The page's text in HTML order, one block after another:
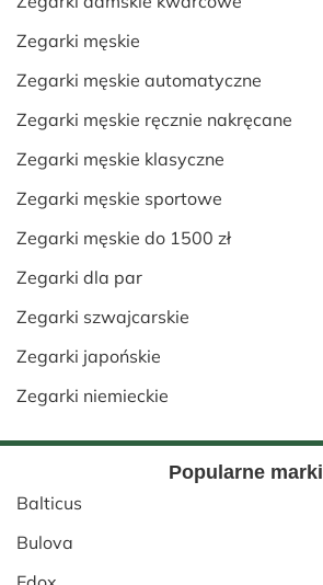
Zegarki męskie
Zegarki męskie automatyczne
Zegarki męskie ręcznie nakręcane
Zegarki męskie klasyczne
Zegarki męskie sportowe
Zegarki męskie do 1500 zł
Zegarki dla par
Zegarki szwajcarskie
Zegarki japońskie
Zegarki niemieckie
Popularne marki
Balticus
Bulova